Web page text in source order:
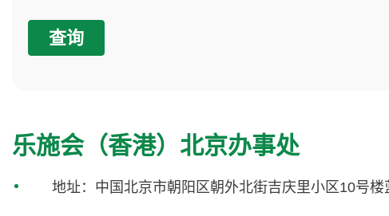
查询
乐施会（香港）北京办事处
地址：中国北京市朝阳区朝外北街吉庆里小区10号